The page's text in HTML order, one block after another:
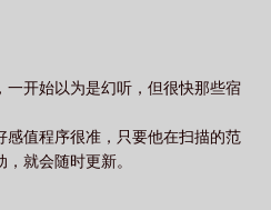
开始以为是幻听，但很快那些宿
值程序很准，只要他在扫描的范
就会随时更新。